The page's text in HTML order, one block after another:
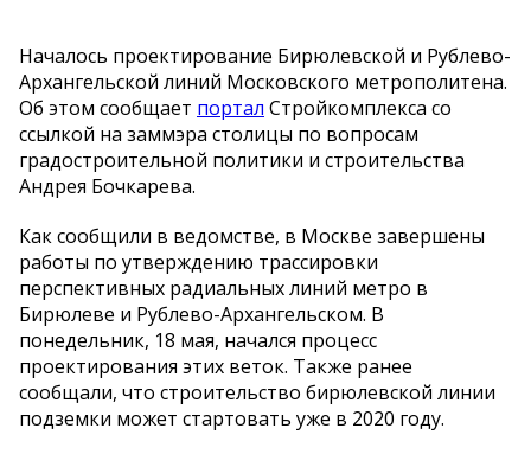
Началось проектирование Бирюлевской и Рублево-
Архангельской линий Московского метрополитена.
Об этом сообщает портал Стройкомплекса со
ссылкой на заммэра столицы по вопросам
градостроительной политики и строительства
Андрея Бочкарева.
Как сообщили в ведомстве, в Москве завершены
работы по утверждению трассировки
перспективных радиальных линий метро в
Бирюлеве и Рублево-Архангельском. В
понедельник, 18 мая, начался процесс
проектирования этих веток. Также ранее
сообщали, что строительство бирюлевской линии
подземки может стартовать уже в 2020 году.